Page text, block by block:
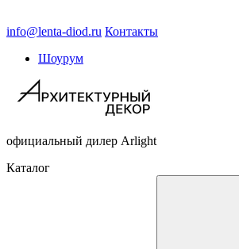
info@lenta-diod.ru Контакты
Шоурум
официальный дилер Arlight
Каталог